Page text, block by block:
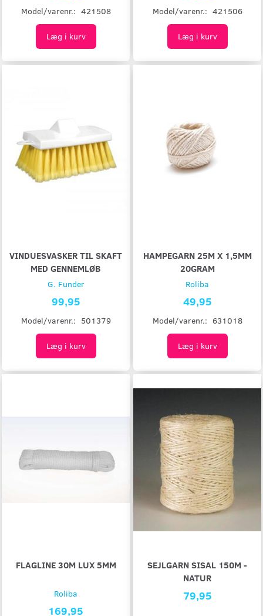
Model/varenr.: 421508
Læg i kurv
Model/varenr.: 421506
Læg i kurv
VINDUESVASKER TIL SKAFT
MED GENNEMLØB
G. Funder
99,95
Model/varenr.: 501379
Læg i kurv
HAMPEGARN 25M X 1,5MM
20GRAM
Roliba
49,95
Model/varenr.: 631018
Læg i kurv
FLAGLINE 30M LUX 5MM
Roliba
169,95
SEJLGARN SISAL 150M -
NATUR
79,95